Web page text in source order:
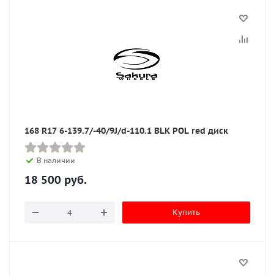
168 R17 6-139.7/-40/9J/d-110.1 BLK POL red диск
В наличии
18 500 руб.
Купить